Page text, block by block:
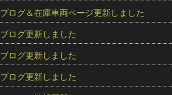
ブログ＆在庫車両ページ更新しました
ブログ更新しました
ブログ更新しました
ブログ更新しました